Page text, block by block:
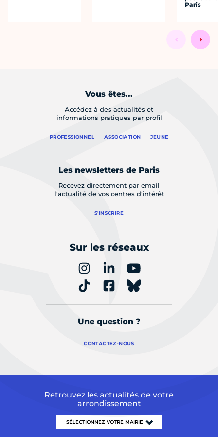
Paris
Vous êtes...
Accédez à des actualités et
informations pratiques par profil
PROFESSIONNEL ASSOCIATION JEUNE
Les newsletters de Paris
Recevez directement par email
l'actualité de vos centres d'intérêt
S'INSCRIRE
Sur les réseaux
Une question ?
CONTACTEZ-NOUS
Retrouvez les actualités de votre
arrondissement